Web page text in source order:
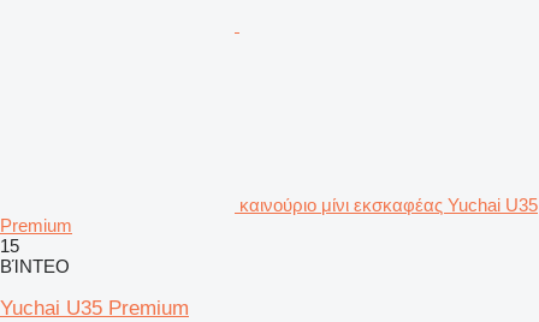
καινούριο μίνι εκσκαφέας Yuchai U35
Premium
15
ΒΊΝΤΕΟ
Yuchai U35 Premium